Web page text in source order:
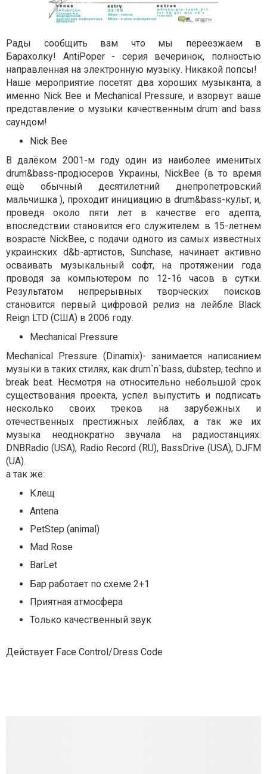
Рады сообщить вам что мы переезжаем в
Барахолку! AntiPoper - серия вечеринок, полностью
направленная на электронную музыку. Никакой попсы!
Наше мероприятие посетят два хороших музыканта, а
именно Nick Bee и Mechanical Pressure, и взорвут ваше
представление о музыки качественным drum and bass
саундом!
Nick Beе
В далёком 2001-м году один из наиболее именитых
drum&bass-продюсеров Украины, NickBee (в то время
ещё обычный десятилетний днепропетровский
мальчишка ), проходит инициацию в drum&bass-культ, и,
проведя около пяти лет в качестве его адепта,
впоследствии становится его служителем: в 15-летнем
возрасте NickBee, с подачи одного из самых известных
украинских d&b-артистов, Sunchase, начинает активно
осваивать музыкальный софт, на протяжении года
проводя за компьютером по 12-16 часов в сутки.
Результатом непрерывных творческих поисков
становится первый цифровой релиз на лейбле Black
Reign LTD (США) в 2006 году.
Mechanical Pressure
Mechanical Pressure (Dinamix)- занимается написанием
музыки в таких стилях, как drum`n`bass, dubstep, techno и
break beat. Несмотря на относительно небольшой срок
существования проекта, успел выпустить и подписать
несколько своих треков на зарубежных и
отечественных престижных лейблах, а так же их
музыка неоднократно звучала на радиостанциях:
DNBRadio (USA), Radio Record (RU), BassDrive (USA), DJFM
(UA).
а так же:
Клещ
Antena
PetStep (animal)
Mad Rose
BarLet
Бар работает по схеме 2+1
Приятная атмосфера
Только качественный звук
Действует Face Control/Dress Code